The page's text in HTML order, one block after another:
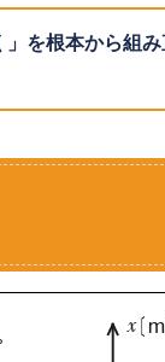
を根本から組